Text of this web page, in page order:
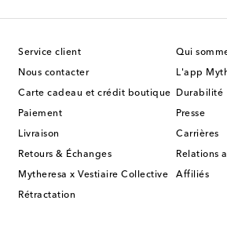
Service client
Nous contacter
Carte cadeau et crédit boutique
Paiement
Livraison
Retours & Échanges
Mytheresa x Vestiaire Collective
Rétractation
Qui
L'app
Durabilité
Presse
Carrières
Relations
Affiliés